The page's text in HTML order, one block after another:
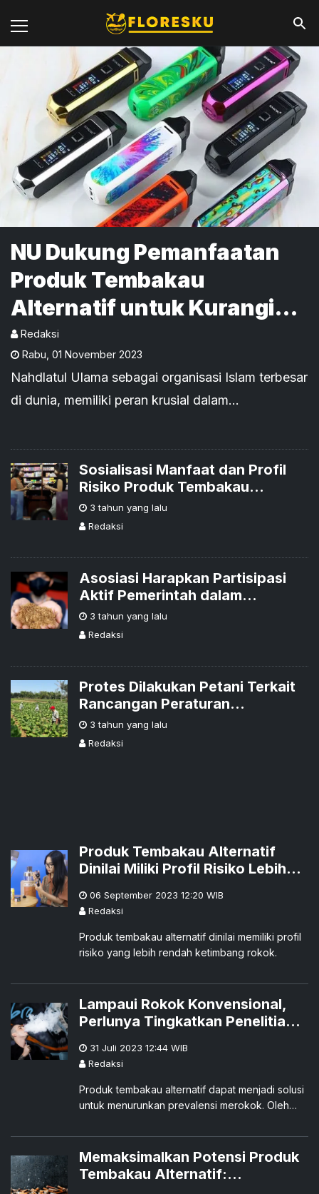
NU Dukung Pemanfaatan
Produk Tembakau
Alternatif untuk Kurangi
Risiko Merokok
Redaksi
Rabu 01 November 2023
Nahdlatul Ulama sebagai organisasi Islam terbesar
di dunia, memiliki peran krusial dalam
menyebarluaskan informasi yang akurat mengenai
pengurangan risiko tembakau
Sosialisasi Manfaat dan Profil
Risiko Produk Tembakau
Alternatif Harus Dioptimalkan
3 tahun yang lalu
Redaksi
Asosiasi Harapkan Partisipasi
Aktif Pemerintah dalam
Sosialisasi Produk Tembakau
Alternatif
3 tahun yang lalu
Redaksi
Protes Dilakukan Petani Terkait
Rancangan Peraturan
Pemerintah UU Kesehatan Zat
Adiktif yang Dinilai Berat
3 tahun yang lalu
Redaksi
Produk Tembakau Alternatif
Dinilai Miliki Profil Risiko Lebih
06 September 2023 12:20 WIB
Redaksi
Produk tembakau alternatif dinilai memiliki profil
risiko yang lebih rendah ketimbang rokok.
Lampaui Rokok Konvensional,
Perlunya Tingkatkan Penelitian
31 Juli 2023 12:44 WIB
Redaksi
Produk tembakau alternatif dapat menjadi solusi
untuk menurunkan prevalensi merokok. Oleh
didorong untuk mem
Memaksimalkan Potensi Produk
Tembakau Alternatif: